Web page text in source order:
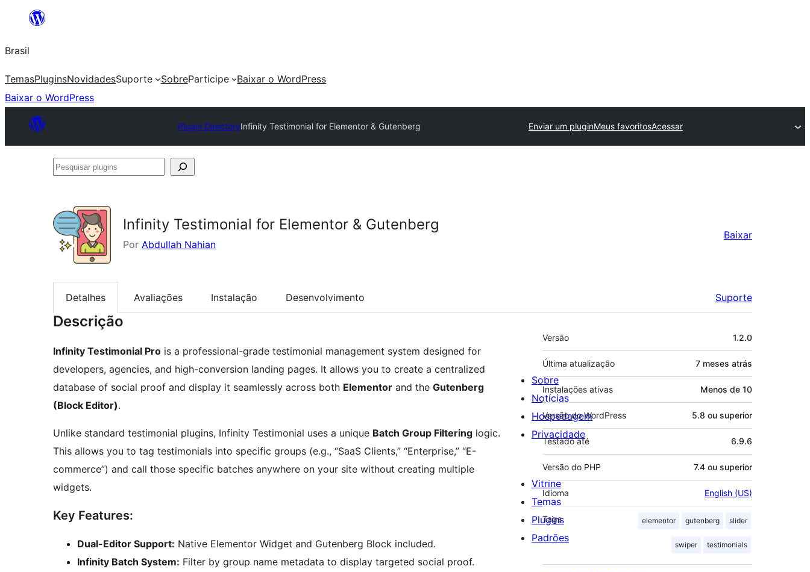
o
conteúdo
Brasil
TemasPluginsNovidadesSuporte SobreParticipe
Baixar o WordPress
Baixar o WordPress
Plugin DirectoryInfinity Testimonial for Elementor & Gutenberg Enviar um pluginMeus favoritosAcessar
Pesquisar
Infinity Testimonial for Elementor & Gutenberg
Por Abdullah Nahian
Baixar
Detalhes Avaliações Instalação Desenvolvimento Suporte
Descrição
Infinity Testimonial Pro is a professional-grade testimonial management system designed for
developers, agencies, and high-conversion landing pages. It allows you to create a centralized
database of social proof and display it seamlessly across both Elementor and the Gutenberg
(Block Editor).
Unlike standard testimonial plugins, Infinity Testimonial uses a unique Batch Group Filtering logic.
This allows you to tag testimonials into specific groups (e.g., “SaaS Clients,” “Enterprise,” “E-
commerce”) and call those specific batches anywhere on your site without creating multiple
widgets.
Key Features:
Dual-Editor Support: Native Elementor Widget and Gutenberg Block included.
Infinity Batch System: Filter by group name metadata to display targeted social proof.
Meta
Versão 1.2.0
Última atualização 7 meses atrás
Instalações ativas Menos de 10
Versão do WordPress 5.8 ou superior
Testado até 6.9.6
Versão do PHP 7.4 ou superior
Idioma English (US)
Tags elementor gutenberg slider
swiper testimonials
Sobre
Notícias
Hospedagem
Privacidade
Vitrine
Temas
Plugins
Padrões